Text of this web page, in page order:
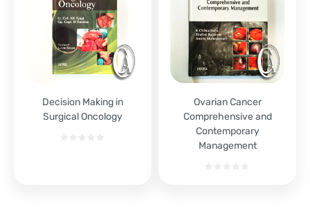
Decision Making in
Surgical Oncology
Ovarian Cancer
Comprehensive and
Contemporary
Management